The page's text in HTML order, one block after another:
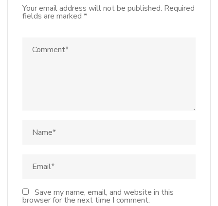
Your email address will not be published. Required
fields are marked *
Save my name, email, and website in this
browser for the next time I comment.